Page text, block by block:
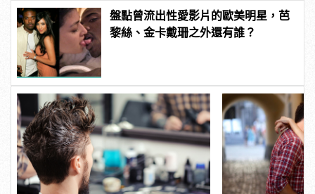
盤點曾流出性愛影片的歐美明星，芭
黎絲、金卡戴珊之外還有誰？